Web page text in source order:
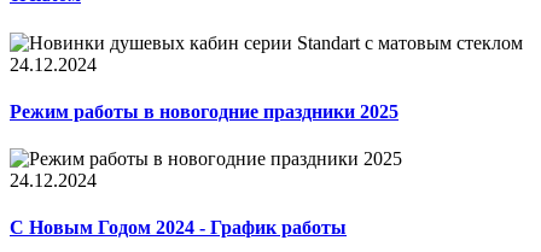
24.12.2024
Режим работы в новогодние праздники 2025
24.12.2024
С Новым Годом 2024 - График работы